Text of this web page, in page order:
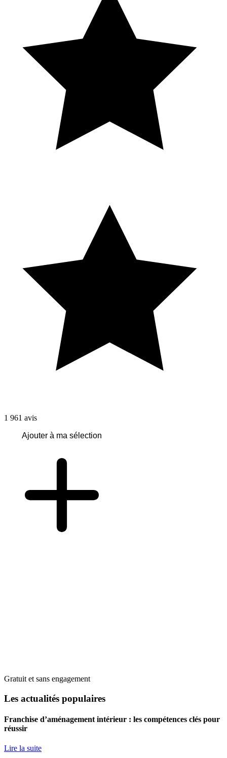
1 961 avis
Ajouter à ma sélection
Gratuit et sans engagement
Les actualités populaires
Franchise d’aménagement intérieur : les compétences clés pour
réussir
Lire la suite